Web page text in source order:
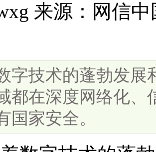
来源：网信中
字技术的蓬勃发
都在深度网络化、
国家安全。